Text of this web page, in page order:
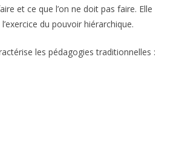
et ce que l’on ne doit pas faire. Elle
du pouvoir hiérarchique.
les pédagogies traditionnelles :